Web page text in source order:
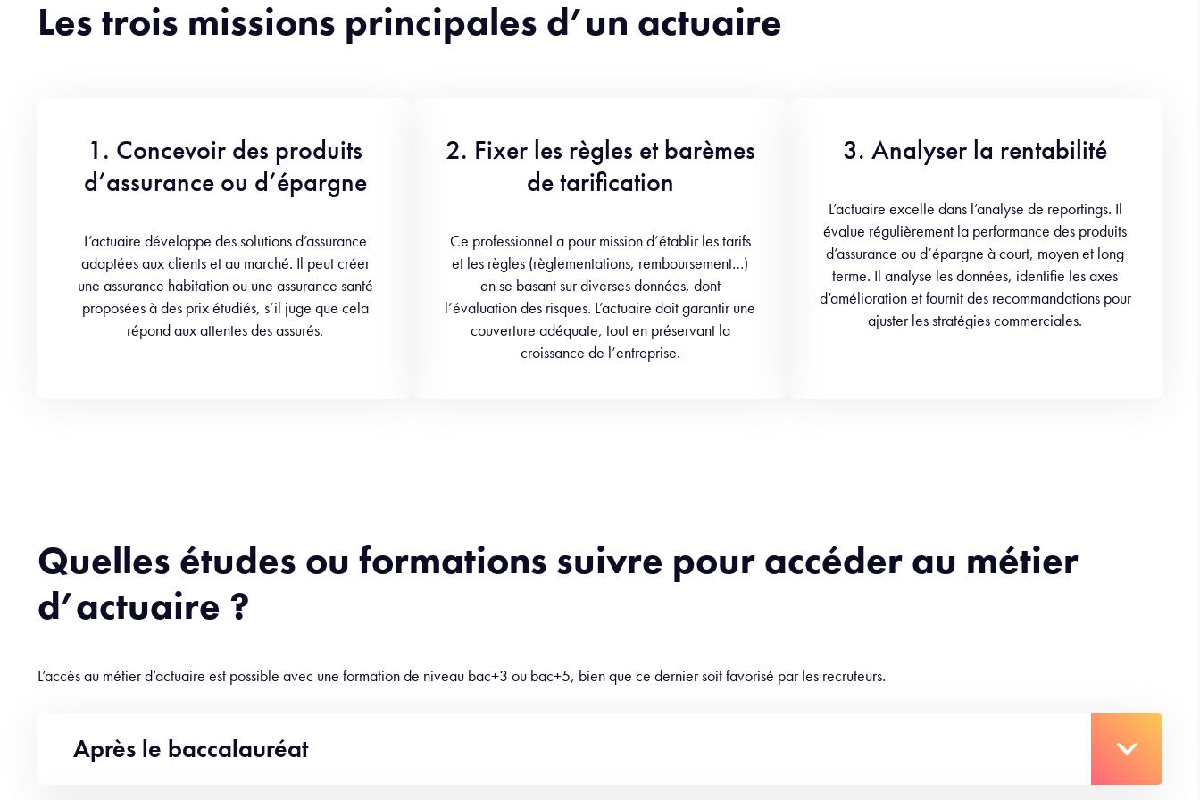
Les trois missions principales d’un actuaire
1. Concevoir des produits
d’assurance ou d’épargne
L’actuaire développe des solutions d’assurance
adaptées aux clients et au marché. Il peut créer
une assurance habitation ou une assurance santé
proposées à des prix étudiés, s’il juge que cela
répond aux attentes des assurés.
2. Fixer les règles et barèmes
de tarification
Ce professionnel a pour mission d’établir les tarifs
et les règles (règlementations, remboursement…)
en se basant sur diverses données, dont
l’évaluation des risques. L’actuaire doit garantir une
couverture adéquate, tout en préservant la
croissance de l’entreprise.
3. Analyser la rentabilité
L’actuaire excelle dans l’analyse de reportings. Il
évalue régulièrement la performance des produits
d’assurance ou d’épargne à court, moyen et long
terme. Il analyse les données, identifie les axes
d’amélioration et fournit des recommandations pour
ajuster les stratégies commerciales.
Quelles études ou formations suivre pour accéder au métier
d’actuaire ?
L’accès au métier d’actuaire est possible avec une formation de niveau bac+3 ou bac+5, bien que ce dernier soit favorisé par les recruteurs.
Après le baccalauréat